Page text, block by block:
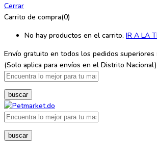
Cerrar
Carrito de compra(0)
No hay productos en el carrito. IR A LA
Envío gratuito en todos los pedidos superiores
(Solo aplica para envíos en el Distrito Nacional)
buscar
buscar